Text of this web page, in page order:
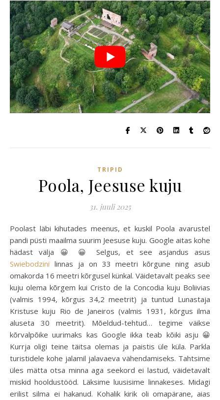
TRIPID
Poola, Jeesuse kuju
31. juuli 2025
Poolast läbi kihutades meenus, et kuskil Poola avarustel
pandi püsti maailma suurim Jeesuse kuju. Google aitas kohe
hädast välja 😀 😀 Selgus, et see asjandus asus
Swiebodzini linnas ja on 33 meetri kõrgune ning asub
omakorda 16 meetri kõrgusel künkal. Väidetavalt peaks see
kuju olema kõrgem kui Cristo de la Concodia kuju Boliivias
(valmis 1994, kõrgus 34,2 meetrit) ja tuntud Lunastaja
Kristuse kuju Rio de Janeiros (valmis 1931, kõrgus ilma
aluseta 30 meetrit). Mõeldud-tehtud… tegime väikse
kõrvalpõike uurimaks kas Google ikka teab kõiki asju 😀
Kurrja oligi teine täitsa olemas ja paistis üle küla. Parkla
turistidele kohe jalamil jalavaeva vähendamiseks. Tahtsime
üles mätta otsa minna aga seekord ei lastud, väidetavalt
miskid hooldustööd. Läksime luusisime linnakeses. Midagi
erilist silma ei hakanud. Kohalik kirik oli omapärane, aias